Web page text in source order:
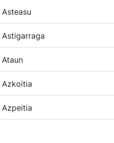
Asteasu
Astigarraga
Ataun
Azkoitia
Azpeitia